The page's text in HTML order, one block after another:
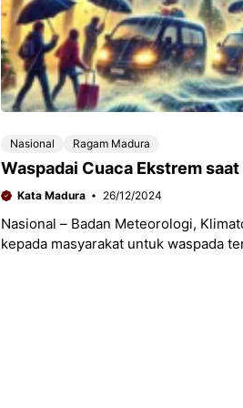
Nasional Ragam Madura
Waspadai Cuaca Ekstrem
Kata Madura 26/12/2024
Nasional – Badan Meteorologi,
kepada masyarakat untuk waspada